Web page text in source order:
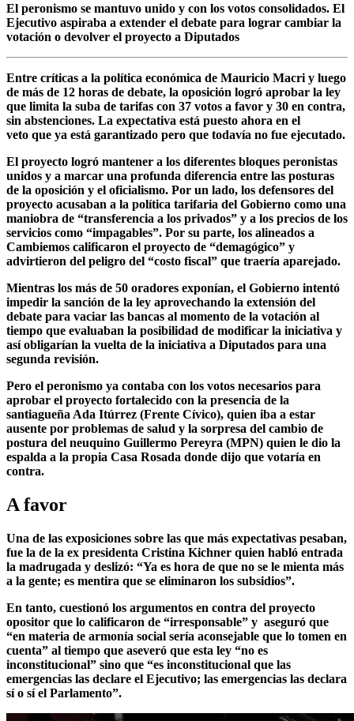
El peronismo se mantuvo unido y con los votos consolidados. El
Ejecutivo aspiraba a extender el debate para lograr cambiar la
votación o devolver el proyecto a Diputados
Entre críticas a la política económica de Mauricio Macri y luego
de más de 12 horas de debate, la oposición logró aprobar la ley
que limita la suba de tarifas con 37 votos a favor y 30 en contra,
sin abstenciones. La expectativa está puesto ahora en el
veto que ya está garantizado pero que todavía no fue ejecutado.
El proyecto logró mantener a los diferentes bloques peronistas
unidos y a marcar una profunda diferencia entre las posturas
de la oposición y el oficialismo. Por un lado, los defensores del
proyecto acusaban a la política tarifaria del Gobierno como una
maniobra de “transferencia a los privados” y a los precios de los
servicios como “impagables”. Por su parte, los alineados a
Cambiemos calificaron el proyecto de “demagógico” y
advirtieron del peligro del “costo fiscal” que traería aparejado.
Mientras los más de 50 oradores exponían, el Gobierno intentó
impedir la sanción de la ley aprovechando la extensión del
debate para vaciar las bancas al momento de la votación al
tiempo que evaluaban la posibilidad de modificar la iniciativa y
así obligarían la vuelta de la iniciativa a Diputados para una
segunda revisión.
Pero el peronismo ya contaba con los votos necesarios para
aprobar el proyecto fortalecido con la presencia de la
santiagueña Ada Itúrrez (Frente Cívico), quien iba a estar
ausente por problemas de salud y la sorpresa del cambio de
postura del neuquino Guillermo Pereyra (MPN) quien le dio la
espalda a la propia Casa Rosada donde dijo que votaría en
contra.
A favor
Una de las exposiciones sobre las que más expectativas pesaban,
fue la de la ex presidenta Cristina Kichner quien habló entrada
la madrugada y deslizó: “Ya es hora de que no se le mienta más
a la gente; es mentira que se eliminaron los subsidios”.
En tanto, cuestionó los argumentos en contra del proyecto
opositor que lo calificaron de “irresponsable” y aseguró que
“en materia de armonía social sería aconsejable que lo tomen en
cuenta” al tiempo que aseveró que esta ley “no es
inconstitucional” sino que “es inconstitucional que las
emergencias las declare el Ejecutivo; las emergencias las declara
sí o sí el Parlamento”.